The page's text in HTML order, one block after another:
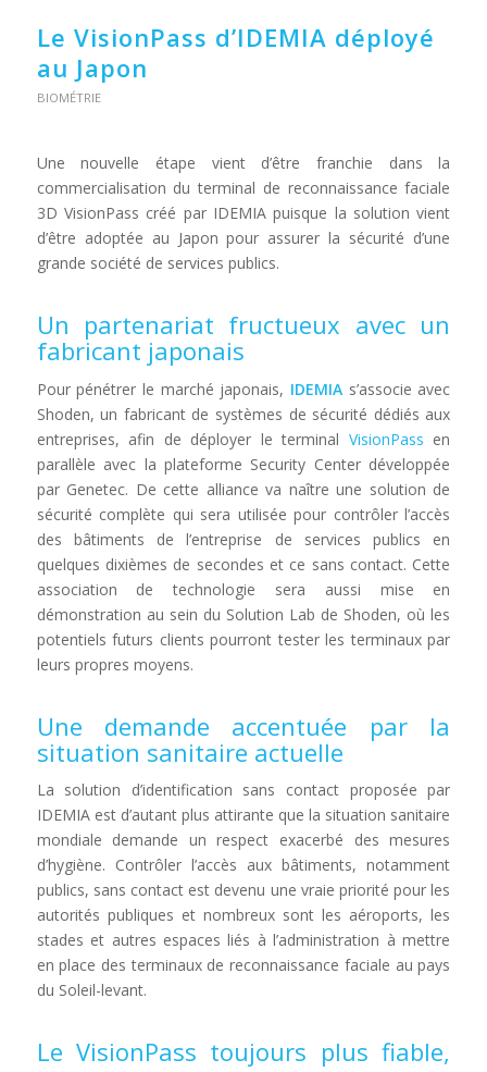
Le VisionPass d’IDEMIA déployé
au Japon
BIOMÉTRIE
Une nouvelle étape vient d’être franchie dans la
commercialisation du terminal de reconnaissance faciale
3D VisionPass créé par IDEMIA puisque la solution vient
d’être adoptée au Japon pour assurer la sécurité d’une
grande société de services publics.
Un partenariat fructueux avec un
fabricant japonais
Pour pénétrer le marché japonais, IDEMIA s’associe avec
Shoden, un fabricant de systèmes de sécurité dédiés aux
entreprises, afin de déployer le terminal VisionPass en
parallèle avec la plateforme Security Center développée
par Genetec. De cette alliance va naître une solution de
sécurité complète qui sera utilisée pour contrôler l’accès
des bâtiments de l’entreprise de services publics en
quelques dixièmes de secondes et ce sans contact. Cette
association de technologie sera aussi mise en
démonstration au sein du Solution Lab de Shoden, où les
potentiels futurs clients pourront tester les terminaux par
leurs propres moyens.
Une demande accentuée par la
situation sanitaire actuelle
La solution d’identification sans contact proposée par
IDEMIA est d’autant plus attirante que la situation sanitaire
mondiale demande un respect exacerbé des mesures
d’hygiène. Contrôler l’accès aux bâtiments, notamment
publics, sans contact est devenu une vraie priorité pour les
autorités publiques et nombreux sont les aéroports, les
stades et autres espaces liés à l’administration à mettre
en place des terminaux de reconnaissance faciale au pays
du Soleil-levant.
Le VisionPass toujours plus fiable,